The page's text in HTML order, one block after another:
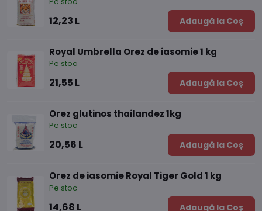
12,23 L Adaugă la Coș
Royal Umbrella Orez de iasomie 1 kg
Pe stoc
21,55 L Adaugă la Coș
Orez glutinos thailandez 1kg
Pe stoc
20,56 L Adaugă la Coș
Orez de iasomie Royal Tiger Gold 1 kg
Pe stoc
14,68 L Adaugă la Coș